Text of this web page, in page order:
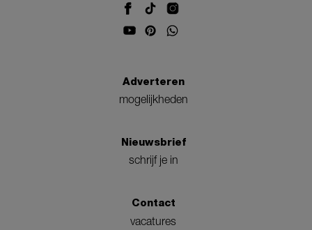
Adverteren
mogelijkheden
Nieuwsbrief
schrijf je in
Contact
vacatures